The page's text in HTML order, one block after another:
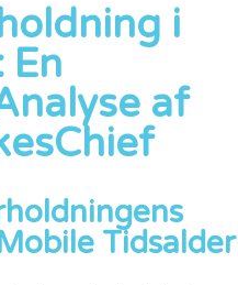
i
En
af
Tidsalder